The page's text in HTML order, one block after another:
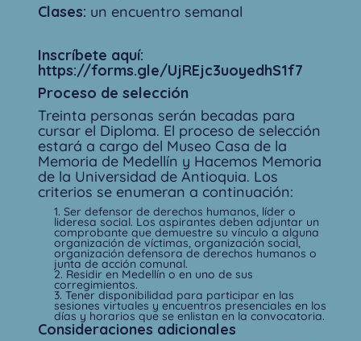
Clases: un encuentro semanal
Inscríbete aquí:
https://forms.gle/UjREjc3uoyedhS1f7
Proceso de selección
Treinta personas serán becadas para
cursar el Diploma. El proceso de selección
estará a cargo del Museo Casa de la
Memoria de Medellín y Hacemos Memoria
de la Universidad de Antioquia. Los
criterios se enumeran a continuación:
1. Ser defensor de derechos humanos, líder o
lideresa social. Los aspirantes deben adjuntar un
comprobante que demuestre su vínculo a alguna
organización de víctimas, organización social,
organización defensora de derechos humanos o
junta de acción comunal.
2. Residir en Medellín o en uno de sus
corregimientos.
3. Tener disponibilidad para participar en las
sesiones virtuales y encuentros presenciales en los
días y horarios que se enlistan en la convocatoria.
Consideraciones adicionales